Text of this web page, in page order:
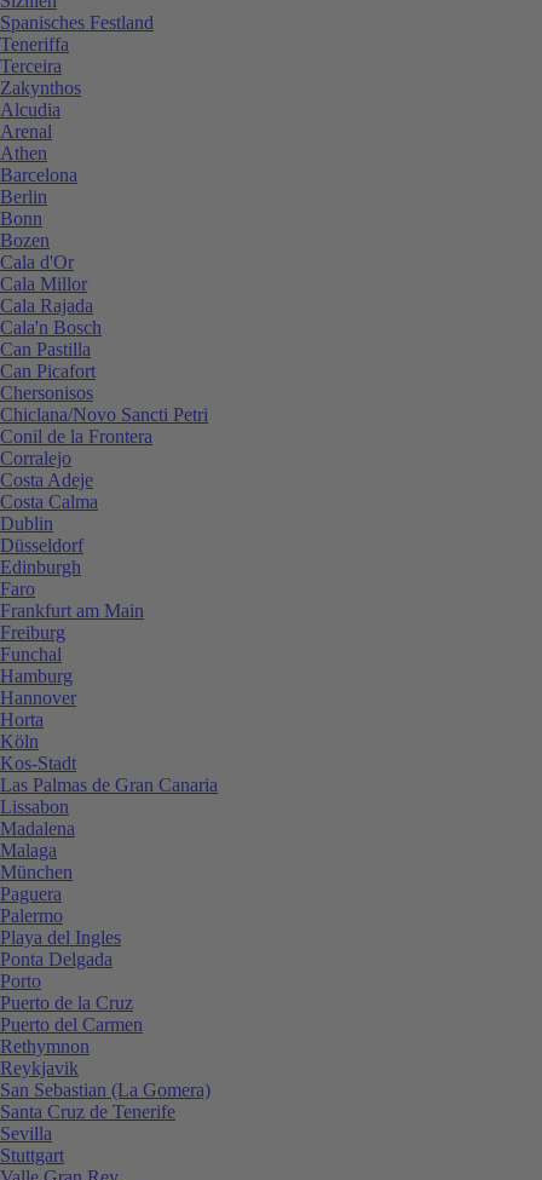
Spanisches Festland
Teneriffa
Terceira
Zakynthos
Alcudia
Arenal
Athen
Barcelona
Berlin
Bonn
Bozen
Cala d'Or
Cala Millor
Cala Rajada
Cala'n Bosch
Can Pastilla
Can Picafort
Chersonisos
Chiclana/Novo Sancti Petri
Conil de la Frontera
Corralejo
Costa Adeje
Costa Calma
Dublin
Düsseldorf
Edinburgh
Faro
Frankfurt am Main
Freiburg
Funchal
Hamburg
Hannover
Horta
Köln
Kos-Stadt
Las Palmas de Gran Canaria
Lissabon
Madalena
Malaga
München
Paguera
Palermo
Playa del Ingles
Ponta Delgada
Porto
Puerto de la Cruz
Puerto del Carmen
Rethymnon
Reykjavik
San Sebastian (La Gomera)
Santa Cruz de Tenerife
Sevilla
Stuttgart